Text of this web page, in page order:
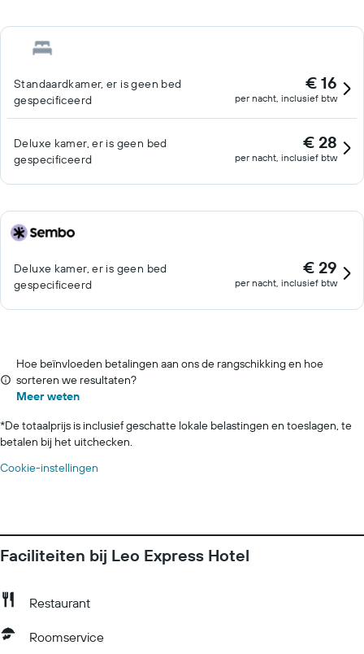
Standaardkamer, er is geen bed
gespecificeerd
€ 16
per nacht, inclusief btw
Deluxe kamer, er is geen bed
gespecificeerd
€ 28
per nacht, inclusief btw
Deluxe kamer, er is geen bed
gespecificeerd
€ 29
per nacht, inclusief btw
Hoe beïnvloeden betalingen aan ons de rangschikking en hoe
sorteren we resultaten?
Meer weten
*De totaalprijs is inclusief geschatte lokale belastingen en toeslagen, te
betalen bij het uitchecken.
Cookie-instellingen
Faciliteiten bij Leo Express Hotel
Restaurant
Roomservice